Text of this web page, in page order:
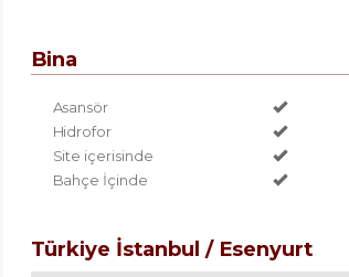
Bina
Asansör
Hidrofor
Site içerisinde
Bahçe İçinde
Türkiye İstanbul / Esenyurt